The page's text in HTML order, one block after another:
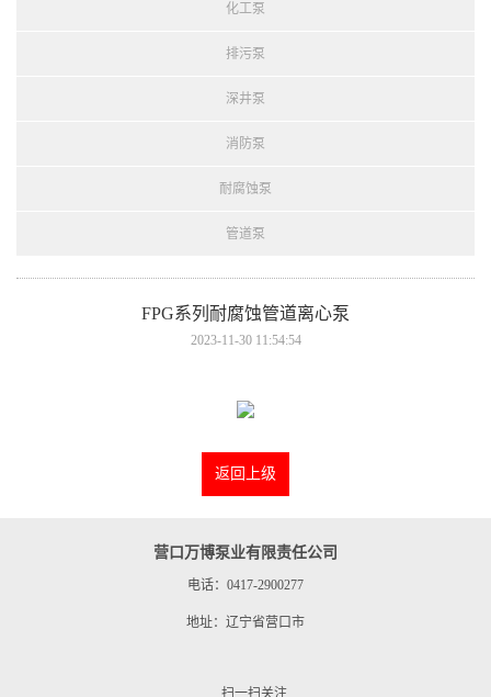
化工泵
排污泵
深井泵
消防泵
耐腐蚀泵
管道泵
FPG系列耐腐蚀管道离心泵
2023-11-30 11:54:54
返回上级
营口万博泵业有限责任公司
电话：0417-2900277
地址：辽宁省营口市
扫一扫关注